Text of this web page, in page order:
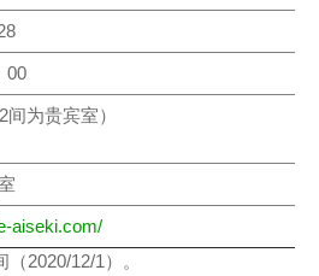
00
为贵宾室）
aiseki.com/
2020/12/1）。